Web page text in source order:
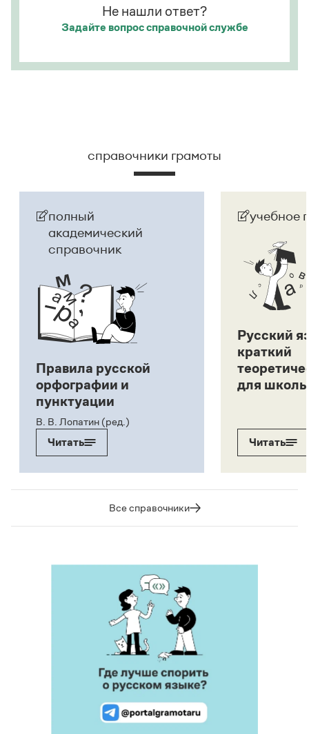
Не нашли ответ?
Задайте вопроссправочной службе
справочники грамоты
полный
академический
справочник
Правила русской
орфографии и
пунктуации
В. В. Лопатин (ред.)
Читать
учебное
Русский
краткий
для
Читать
Все справочники